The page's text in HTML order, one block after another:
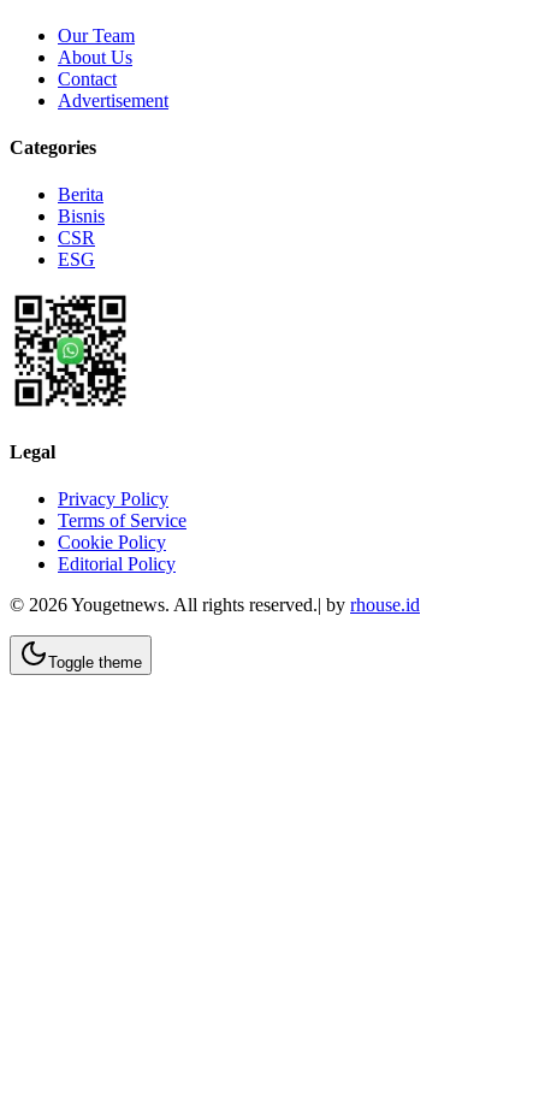
Our Team
About Us
Contact
Advertisement
Categories
Berita
Bisnis
CSR
ESG
Legal
Privacy Policy
Terms of Service
Cookie Policy
Editorial Policy
© 2026Yougetnews. All rights reserved.| by rhouse.id
Toggle theme